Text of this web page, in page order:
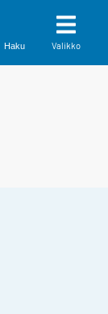
Haku Valikko